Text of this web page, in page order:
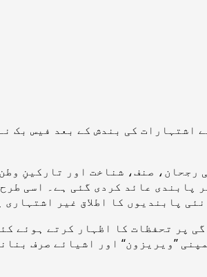
کی بندش کے بعد فیس بک
صنف، شناخت اور تارکینِ
پابندی عائد کردی گئی ہے۔ اسی
پابندیوں کا اطلاق غیر
پر تحفظات کا اظہار کرتے ہوئے
’’ویریزون‘‘ اور اشیائے صرف